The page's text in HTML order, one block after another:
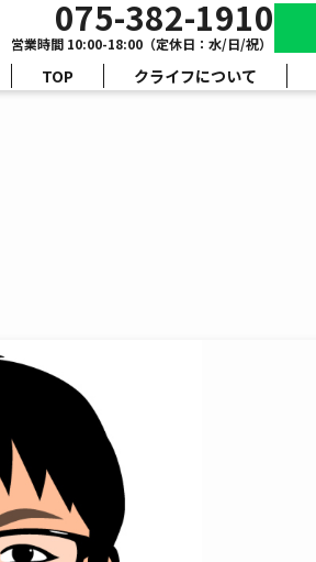
075-382-1910
営業時間 10:00-18:00（定休日：水/日/祝）
TOP クライフについて